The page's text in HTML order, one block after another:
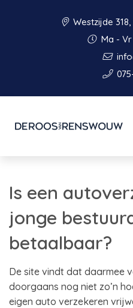
Westzijde
Ma -
Is een
jonge
betaalbaar?
De site vindt dat daarmee
doorgaans nog niet zo’n
eigen auto verzekeren